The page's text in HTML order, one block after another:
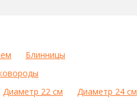
Блинницы
Диаметр 22 см
Диаметр 24 см